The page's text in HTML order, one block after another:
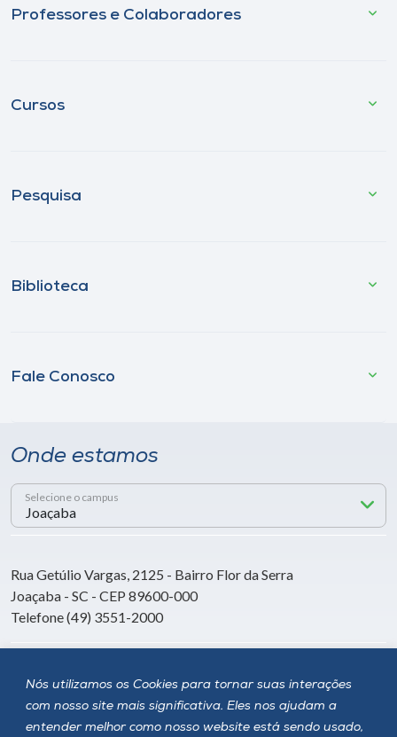
Nós utilizamos os Cookies para tornar suas interações
com nosso site mais significativa. Eles nos ajudam a
entender melhor como nosso website está sendo usado,
Professores e Colaboradores
Cursos
Pesquisa
Biblioteca
Fale Conosco
Onde estamos
Selecione o campus
Rua Getúlio Vargas, 2125 - Bairro Flor da Serra
Joaçaba - SC - CEP 89600-000
Telefone (49) 3551-2000
Siga a Unoesc